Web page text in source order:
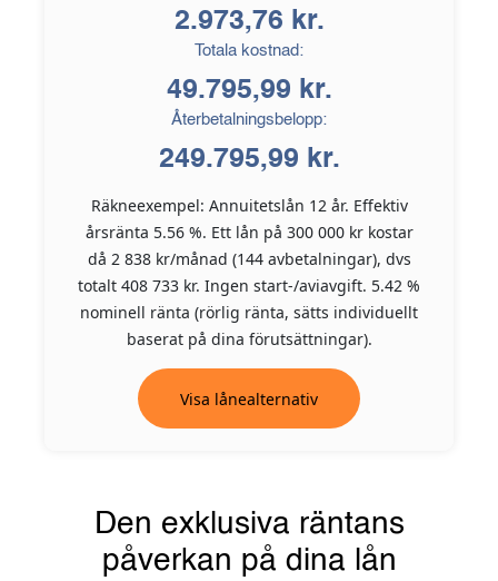
2.973,76 kr.
Totala kostnad:
49.795,99 kr.
Återbetalningsbelopp:
249.795,99 kr.
Räkneexempel: Annuitetslån 12 år. Effektiv
årsränta 5.56 %. Ett lån på 300 000 kr kostar
då 2 838 kr/månad (144 avbetalningar), dvs
totalt 408 733 kr. Ingen start-/aviavgift. 5.42 %
nominell ränta (rörlig ränta, sätts individuellt
baserat på dina förutsättningar).
Visa lånealternativ
Den exklusiva räntans
påverkan på dina lån